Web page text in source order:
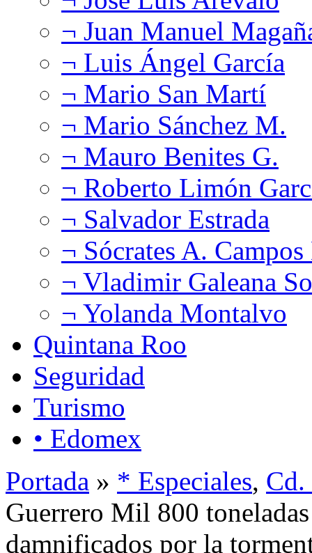
¬ Juan Manuel
¬ Luis Ángel García
¬ Mario San Martí
¬ Mario Sánchez M.
¬ Mauro Benites G.
¬ Roberto Limón
¬ Salvador Estrada
¬ Sócrates A.
¬ Vladimir Galeana
¬ Yolanda Montalvo
Quintana Roo
Seguridad
Turismo
• Edomex
Portada » * Especiales,
Guerrero Mil 800
damnificados por la